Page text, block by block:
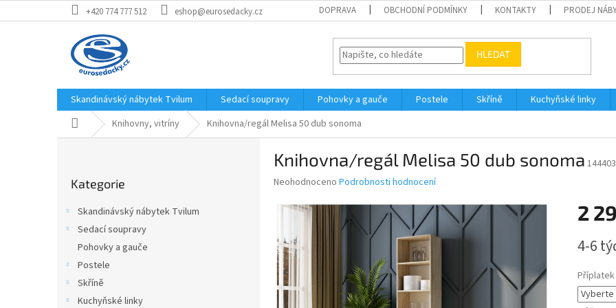
na
+420 774 777 512 eshop@eurosedacky.cz DOPRAVA OBCHODNÍ PODMÍNKY KONTAKTY PRODEJ
HLEDAT
Skandinávský nábytek Tvilum Sedací soupravy Pohovky a gauče Postele Skříně Kuchyňské linky
Domů Knihovny, vitríny Knihovna/regál Melisa 50 dub sonoma
kategorie
Kategorie
Skandinávský nábytek Tvilum
Sedací soupravy
Pohovky a gauče
Postele
Skříně
Kuchyňské linky
Knihovna/regál Melisa 50 dub sonoma
Průměrné
produktu
0,0
z
5
hvězdiček.
Neohodnoceno Podrobnosti hodnocení
2
cena:
4-6